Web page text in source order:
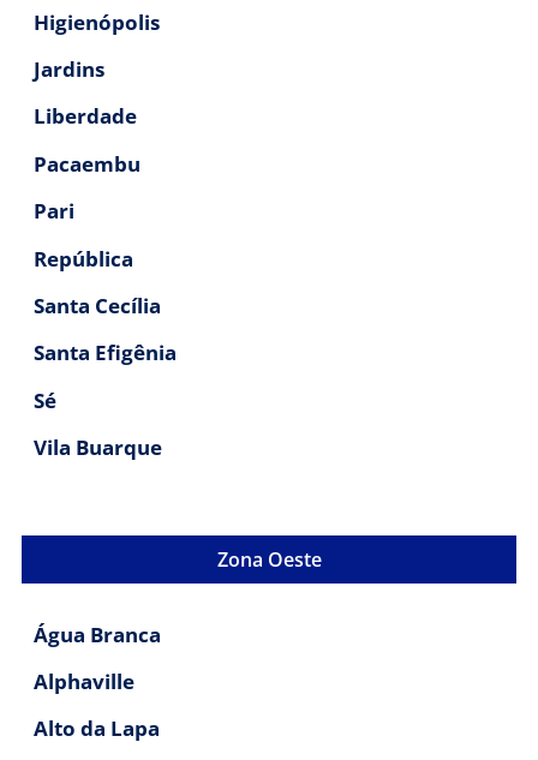
Higienópolis
Jardins
Liberdade
Pacaembu
Pari
República
Santa Cecília
Santa Efigênia
Sé
Vila Buarque
Zona Oeste
Água Branca
Alphaville
Alto da Lapa